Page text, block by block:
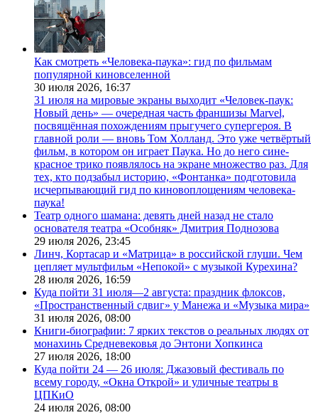
Как смотреть «Человека-паука»: гид по фильмам
популярной киновселенной
30 июля 2026, 16:37
31 июля на мировые экраны выходит «Человек-паук:
Новый день» — очередная часть франшизы Marvel,
посвящённая похождениям прыгучего супергероя. В
главной роли — вновь Том Холланд. Это уже четвёртый
фильм, в котором он играет Паука. Но до него сине-
красное трико появлялось на экране множество раз. Для
тех, кто подзабыл историю, «Фонтанка» подготовила
исчерпывающий гид по киновоплощениям человека-
паука!
Театр одного шамана: девять дней назад не стало
основателя театра «Особняк» Дмитрия Поднозова
29 июля 2026, 23:45
Линч, Кортасар и «Матрица» в российской глуши. Чем
цепляет мультфильм «Непокой» с музыкой Курехина?
28 июля 2026, 16:59
Куда пойти 31 июля—2 августа: праздник флоксов,
«Пространственный сдвиг» у Манежа и «Музыка мира»
31 июля 2026, 08:00
Книги-биографии: 7 ярких текстов о реальных людях от
монахинь Средневековья до Энтони Хопкинса
27 июля 2026, 18:00
Куда пойти 24 — 26 июля: Джазовый фестиваль по
всему городу, «Окна Открой» и уличные театры в
ЦПКиО
24 июля 2026, 08:00